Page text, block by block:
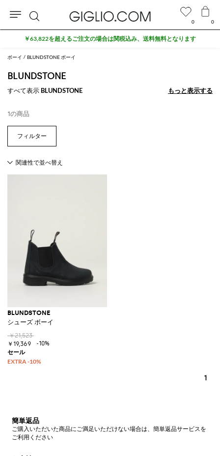
ボーイ BLUNDSTONE ボーイ
BLUNDSTONE
すべて表示 BLUNDSTONE もっと表示する
もっと表示する
1の商品
BLUNDSTONE
シューズ ボーイ
￥21,523
￥19,369
-10%
1
0 0
検
索
￥63,822を超えるご注文の場合は関税込み、送料無料となります
簡単返品
ご購入いただいた商品にご満足いただけない場合は、簡単返品サービスを
ご利用ください